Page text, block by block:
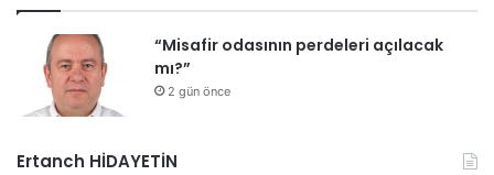
“Misafir odasının perdeleri açılacak
mı?”
2 gün önce
Ertanch HİDAYETİN